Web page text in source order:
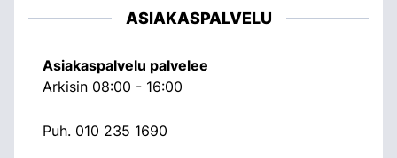
ASIAKASPALVELU
Asiakaspalvelu palvelee
Arkisin 08:00 - 16:00
Puh. 010 235 1690